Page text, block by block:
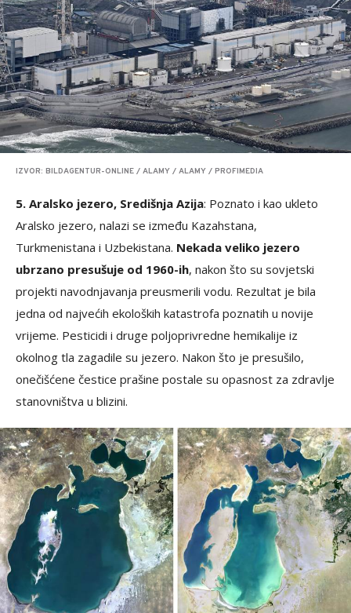
IZVOR: BILDAGENTUR-ONLINE / ALAMY / ALAMY / PROFIMEDIA
5. Aralsko jezero, Središnja Azija: Poznato i kao ukleto
Aralsko jezero, nalazi se između Kazahstana,
Turkmenistana i Uzbekistana. Nekada veliko jezero
ubrzano presušuje od 1960-ih, nakon što su sovjetski
projekti navodnjavanja preusmerili vodu. Rezultat je bila
jedna od najvećih ekoloških katastrofa poznatih u novije
vrijeme. Pesticidi i druge poljoprivredne hemikalije iz
okolnog tla zagadile su jezero. Nakon što je presušilo,
onečišćene čestice prašine postale su opasnost za zdravlje
stanovništva u blizini.